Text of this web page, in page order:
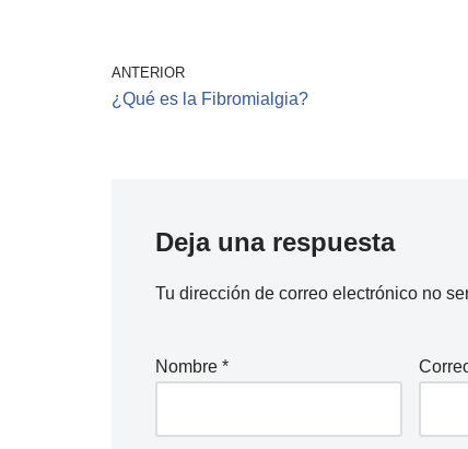
ANTERIOR
¿Qué es la Fibromialgia?
Deja una respuesta
Tu dirección de correo electrónico no
Nombre *